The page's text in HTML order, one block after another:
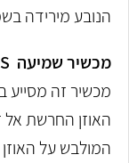
הנובע מירידה
מכשיר שמיעה CROS
מכשיר זה
האוזן החרשת אל
המולבש על